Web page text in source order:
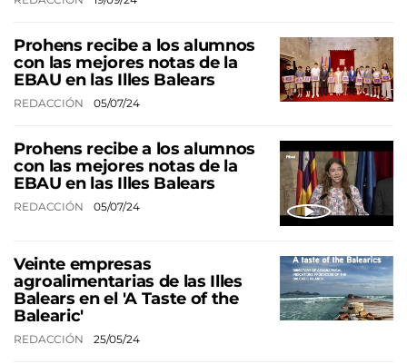
Prohens recibe a los alumnos
con las mejores notas de la
EBAU en las Illes Balears
REDACCIÓN 05/07/24
Prohens recibe a los alumnos
con las mejores notas de la
EBAU en las Illes Balears
REDACCIÓN 05/07/24
Veinte empresas
agroalimentarias de las Illes
Balears en el 'A Taste of the
Balearic'
REDACCIÓN 25/05/24